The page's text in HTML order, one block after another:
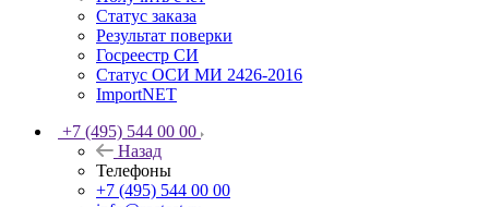
Статус заказа
Результат поверки
Госреестр СИ
Статус ОСИ МИ 2426-2016
ImportNET
+7 (495) 544 00 00
Назад
Телефоны
+7 (495) 544 00 00